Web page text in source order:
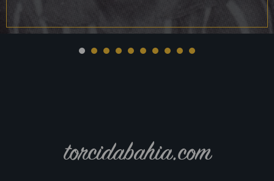
torcidabahia.com